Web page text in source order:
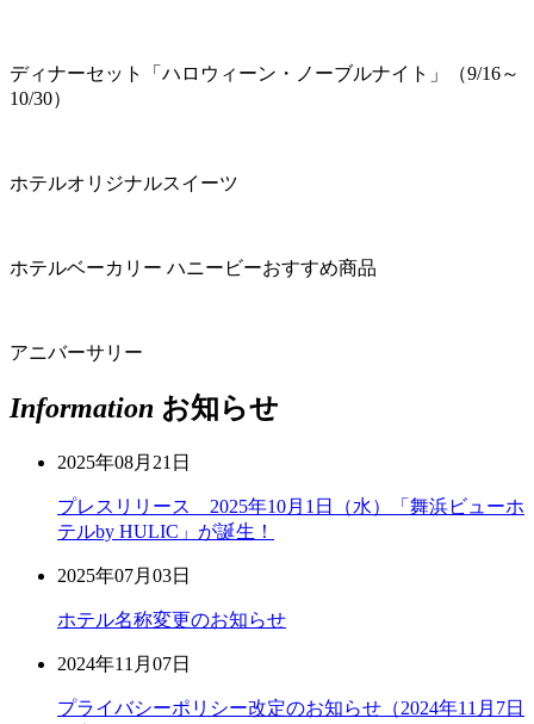
ディナーセット「ハロウィーン・ノーブルナイト」（9/16～
10/30）
ホテルオリジナルスイーツ
ホテルベーカリー ハニービーおすすめ商品
アニバーサリー
Information お知らせ
2025年08月21日
プレスリリース 2025年10月1日（水）「舞浜ビューホ
テルby HULIC」が誕生！
2025年07月03日
ホテル名称変更のお知らせ
2024年11月07日
プライバシーポリシー改定のお知らせ（2024年11月7日